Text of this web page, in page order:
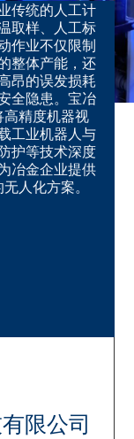
传统的人工计
取样、人工标
作业不仅限制
整体产能，还
昂的误发损耗
全隐患。宝冶
高精度机器视
工业机器人与
护等技术深度
冶金企业提供
人化方案。
限公司